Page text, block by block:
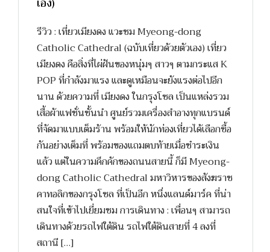
รีวิว : เที่ยวเมียงดง แวะชม Myeong-dong
Catholic Cathedral (ฉบับเที่ยวด้วยตัวเอง) เที่ยว
เมียงดง คือสิ่งที่ไผ่ฝันของหนุ่มๆ สาวๆ ตามกระแส K
POP ที่กำลังมาแรง และดูเหมือนจะยังแรงต่อไปอีก
นาน ด้วยความที่ เมียงดง ในกรุงโซล เป็นแหล่งรวม
เสื้อผ้าแฟชั่นชั้นนำ ศูนย์รวมเครื่องสำอางทุกแบรนด์
ที่จัดมาแบบเต็มร้าน พร้อมให้นักท่องเที่ยวได้เลือกซื้อ
กันอย่างเต็มที่ พร้อมของแถมตบท้ายเมื่อชำระเงิน
แล้ว แต่ในความคึกคักของถนนสายนี้ ก็มี Myeong-
dong Catholic Cathedral มหาวิหารของสังฆราช
คาทอลิกของกรุงโซล ที่เป็นอีก หนึ่งแลนด์มาร์ค ที่น่า
สนใจที่เข้าไปเยี่ยมชม การเดินทาง : เพื่อนๆ สามารถ
เดินทางด้วยรถไฟใต้ดิน รถไฟใต้ดินสายที่ 4 ลงที่
สถานี […]